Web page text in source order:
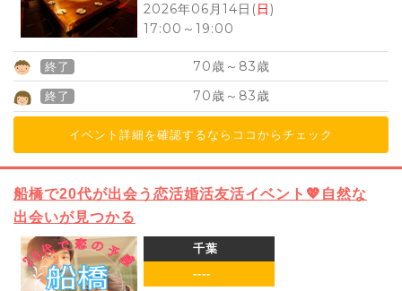
2026年06月14日(日)
17:00 ～ 19:00
終了 70歳～ 83歳
終了 70歳～ 83歳
イベント詳細を確認するならココからチェック
船橋で20代が出会う恋活婚活友活イベント💖自然な
出会いが見つかる
千葉
----